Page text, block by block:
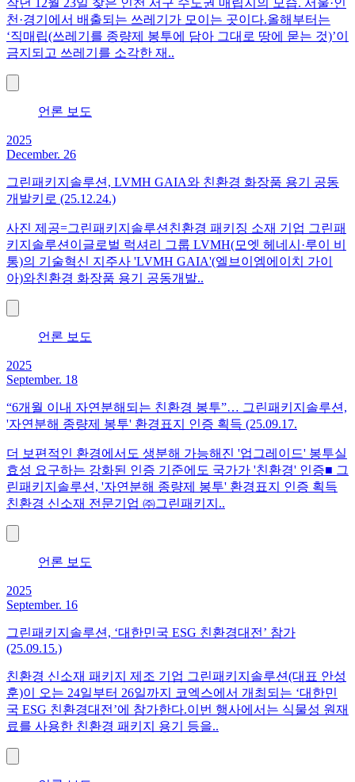
천·경기에서 배출되는 쓰레기가 모이는 곳이다.올해부터는
‘직매립(쓰레기를 종량제 봉투에 담아 그대로 땅에 묻는 것)’이
금지되고 쓰레기를 소각한 재..
언론 보도
2025
December. 26
그린패키지솔루션, LVMH GAIA와 친환경 화장품 용기 공동
개발키로 (25.12.24.)
사진 제공=그린패키지솔루션 친환경 패키징 소재 기업 그린패
키지솔루션이글로벌 럭셔리 그룹 LVMH(모엣 헤네시·루이 비
통)의 기술혁신 지주사 'LVMH GAIA'(엘브이엠에이치 가이
아)와친환경 화장품 용기 공동개발..
언론 보도
2025
September. 18
“6개월 이내 자연분해되는 친환경 봉투”… 그린패키지솔루션,
'자연분해 종량제 봉투' 환경표지 인증 획득 (25.09.17.
더 보편적인 환경에서도 생분해 가능해진 '업그레이드' 봉투실
효성 요구하는 강화된 인증 기준에도 국가가 '친환경' 인증■ 그
린패키지솔루션, '자연분해 종량제 봉투' 환경표지 인증 획득
친환경 신소재 전문기업 ㈜그린패키지..
언론 보도
2025
September. 16
그린패키지솔루션, ‘대한민국 ESG 친환경대전’ 참가
(25.09.15.)
친환경 신소재 패키지 제조 기업 그린패키지솔루션(대표 안성
훈)이 오는 24일부터 26일까지 코엑스에서 개최되는 ‘대한민
국 ESG 친환경대전’에 참가한다.이번 행사에서는 식물성 원재
료를 사용한 친환경 패키지 용기 등을..